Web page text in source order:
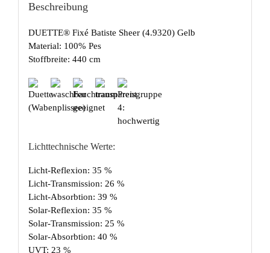
Beschreibung
DUETTE® Fixé Batiste Sheer (4.9320) Gelb
Material: 100% Pes
Stoffbreite: 440 cm
Lichttechnische Werte:
Licht-Reflexion: 35 %
Licht-Transmission: 26 %
Licht-Absorbtion: 39 %
Solar-Reflexion: 35 %
Solar-Transmission: 25 %
Solar-Absorbtion: 40 %
UVT: 23 %